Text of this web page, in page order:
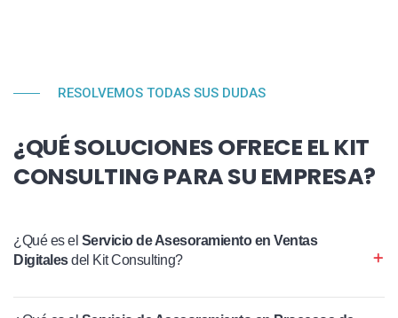
RESOLVEMOS TODAS SUS DUDAS
¿QUÉ SOLUCIONES OFRECE EL KIT
CONSULTING PARA SU EMPRESA?
¿Qué es el Servicio de Asesoramiento en Ventas
Digitalesdel Kit Consulting?